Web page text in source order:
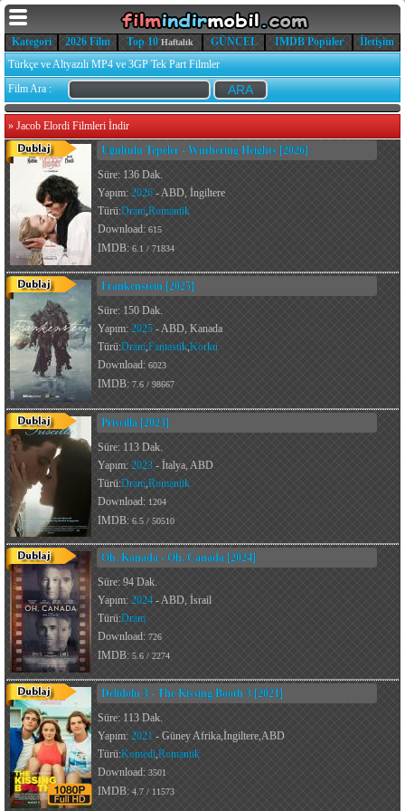
Kategori 2026 Film Top 10 Haftalık GÜNCEL IMDB Popüler
İletişim
Türkçe ve Altyazılı MP4 ve 3GP Tek Part Filmler
Film Ara :
» Jacob Elordi Filmleri İndir
Uğultulu Tepeler - Wuthering Heights [2026]
Süre: 136 Dak.
Yapım: 2026 - ABD, İngiltere
Türü:Dram,Romantik
Download: 615
IMDB: 6.1 / 71834
Frankenstein [2025]
Süre: 150 Dak.
Yapım: 2025 - ABD, Kanada
Türü:Dram,Fantastik,Korku
Download: 6023
IMDB: 7.6 / 98667
Priscilla [2023]
Süre: 113 Dak.
Yapım: 2023 - İtalya, ABD
Türü:Dram,Romantik
Download: 1204
IMDB: 6.5 / 50510
Oh, Kanada - Oh, Canada [2024]
Süre: 94 Dak.
Yapım: 2024 - ABD, İsrail
Türü:Dram
Download: 726
IMDB: 5.6 / 2274
Delidolu 3 - The Kissing Booth 3 [2021]
Süre: 113 Dak.
Yapım: 2021 - Güney Afrika,İngiltere,ABD
Türü:Komedi,Romantik
Download: 3501
IMDB: 4.7 / 11573